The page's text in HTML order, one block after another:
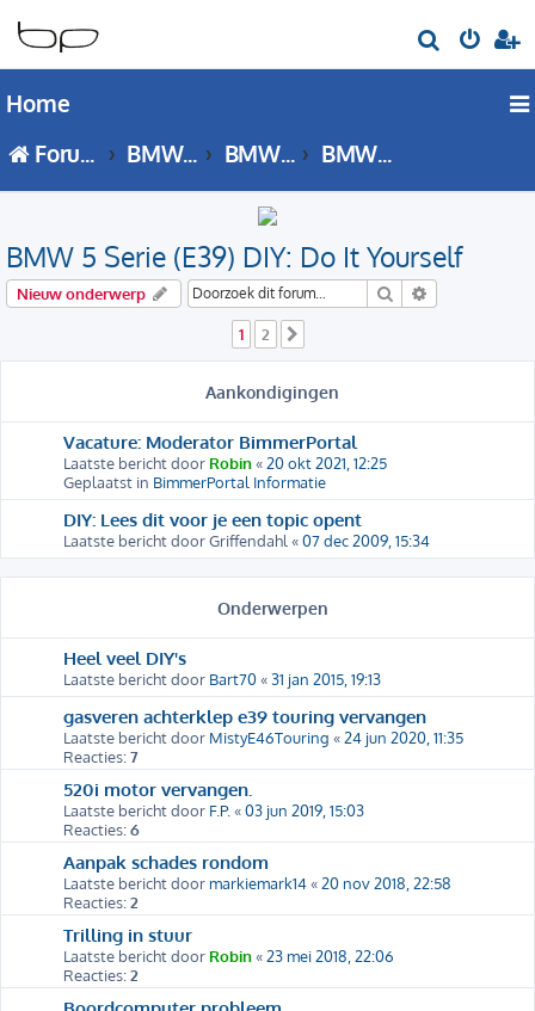
o
Home
Forumoverzicht
BMW 5 Serie BMW 5 Serie - E39 forum BMW 5 Serie (E39) DIY: Do It Yourself
BMW 5 Serie (E39) DIY: Do It Yourself
Nieuw onderwerp Zoek
1 2
Aankondigingen
Vacature: Moderator BimmerPortal
Laatste bericht door Robin«20 okt 2021, 12:25
Geplaatst in BimmerPortal Informatie
DIY: Lees dit voor je een topic opent
Laatste bericht doorGriffendahl «07 dec 2009, 15:34
Onderwerpen
Heel veel DIY's
Laatste bericht door Bart70«31 jan 2015, 19:13
gasveren achterklep e39 touring vervangen
Laatste bericht door MistyE46Touring «24 jun 2020, 11:35
Reacties:7
520i motor vervangen.
Laatste bericht door F.P. «03 jun 2019, 15:03
Reacties:6
Aanpak schades rondom
Laatste bericht door markiemark14«20 nov 2018, 22:58
Reacties:2
Trilling in stuur
Laatste bericht door Robin«23 mei 2018, 22:06
Reacties:2